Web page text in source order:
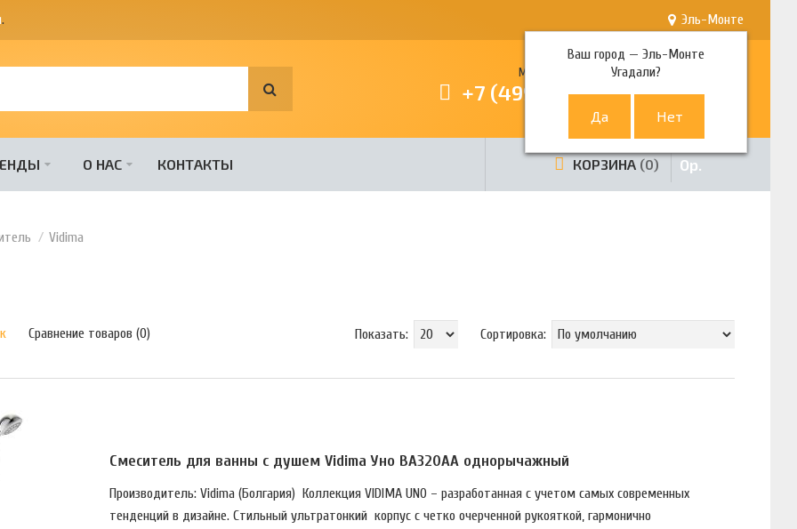
. Эль-Монте
Ваш город —Эль-Монте
Угадали?
Многоканальный телефон
+7 (499) 380-80-80
О НАС КОНТАКТЫ КОРЗИНА 0 0р.
Vidima
Сравнение товаров (0) Показать: Сортировка:
Смеситель для ванны с душем Vidima Уно BA320AA однорычажный
Производитель: Vidima (Болгария) Коллекция VIDIMA UNO – разработанная с учетом самых современных
тенденций в дизайне. Стильный ультратонкий корпус с четко очерченной рукояткой, гармонично